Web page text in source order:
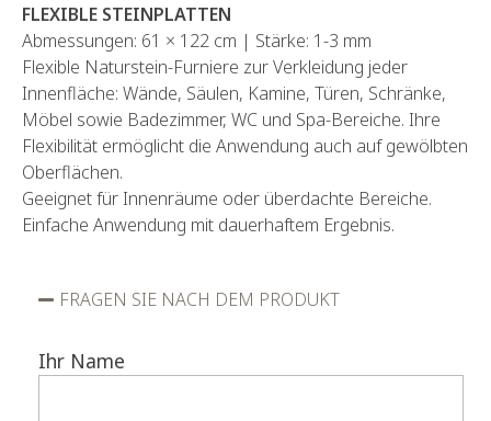
FLEXIBLE STEINPLATTEN
Abmessungen: 61 × 122 cm | Stärke: 1-3 mm
Flexible Naturstein-Furniere zur Verkleidung jeder
Innenfläche: Wände, Säulen, Kamine, Türen, Schränke,
Möbel sowie Badezimmer, WC und Spa-Bereiche. Ihre
Flexibilität ermöglicht die Anwendung auch auf gewölbten
Oberflächen.
Geeignet für Innenräume oder überdachte Bereiche.
Einfache Anwendung mit dauerhaftem Ergebnis.
FRAGEN SIE NACH DEM PRODUKT
Ihr Name